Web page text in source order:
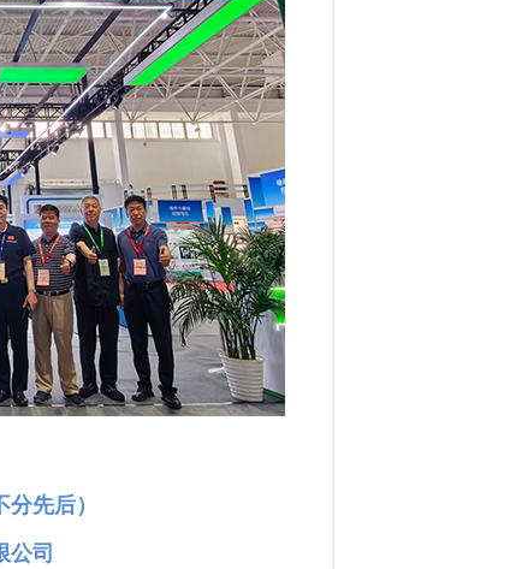
先后）
公司